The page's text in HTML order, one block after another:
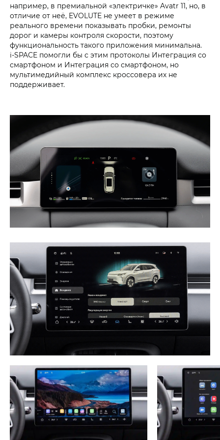
например, в премиальной «электричке» Avatr 11, но, в
отличие от неё, EVOLUTE не умеет в режиме
реального времени показывать пробки, ремонты
дорог и камеры контроля скорости, поэтому
функциональность такого приложения минимальна.
i‑SPACE помогли бы с этим протоколы Интеграция со
смартфоном и Интеграция со смартфоном, но
мультимедийный комплекс кроссовера их не
поддерживает.